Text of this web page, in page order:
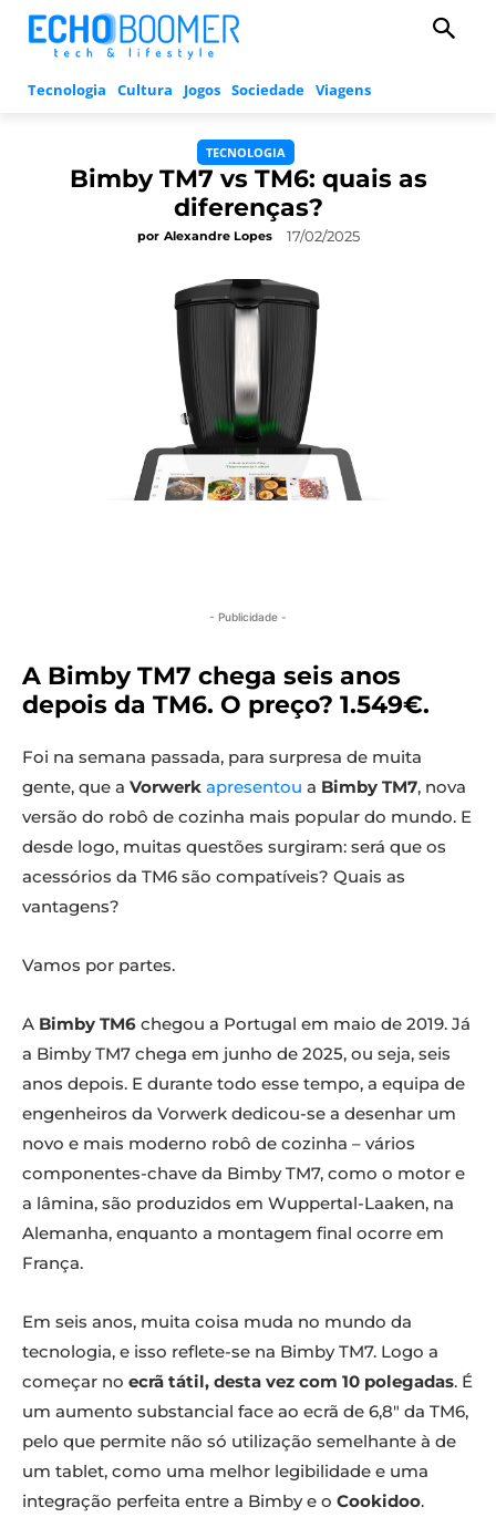
Tecnologia Cultura Jogos Sociedade Viagens
TECNOLOGIA
Bimby TM7 vs TM6: quais as
diferenças?
por Alexandre Lopes 17/02/2025
- Publicidade -
A Bimby TM7 chega seis anos
depois da TM6. O preço? 1.549€.
Foi na semana passada, para surpresa de muita
gente, que a Vorwerk apresentou a Bimby TM7, nova
versão do robô de cozinha mais popular do mundo. E
desde logo, muitas questões surgiram: será que os
acessórios da TM6 são compatíveis? Quais as
vantagens?
Vamos por partes.
A Bimby TM6 chegou a Portugal em maio de 2019. Já
a Bimby TM7 chega em junho de 2025, ou seja, seis
anos depois. E durante todo esse tempo, a equipa de
engenheiros da Vorwerk dedicou-se a desenhar um
novo e mais moderno robô de cozinha – vários
componentes-chave da Bimby TM7, como o motor e
a lâmina, são produzidos em Wuppertal-Laaken, na
Alemanha, enquanto a montagem final ocorre em
França.
Em seis anos, muita coisa muda no mundo da
tecnologia, e isso reflete-se na Bimby TM7. Logo a
começar no ecrã tátil, desta vez com 10 polegadas. É
um aumento substancial face ao ecrã de 6,8″ da TM6,
pelo que permite não só utilização semelhante à de
um tablet, como uma melhor legibilidade e uma
integração perfeita entre a Bimby e o Cookidoo.